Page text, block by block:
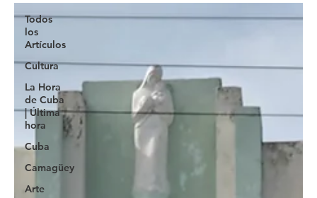
Todos
los
Artículos
Cultura
La Hora
de Cuba
| Última
hora
Cuba
Camagüey
Arte